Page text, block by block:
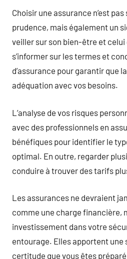
Choisir une assurance n’est
prudence, mais également un
veiller sur son bien-être et celui
s’informer sur les termes et
d’assurance pour garantir que
adéquation avec vos besoins.
L’analyse de vos risques
avec des professionnels en
bénéfiques pour identifier le
optimal. En outre, regarder
conduire à trouver des tarifs
Les assurances ne devraient
comme une charge financière,
investissement dans votre
entourage. Elles apportent une
certitude que vous êtes